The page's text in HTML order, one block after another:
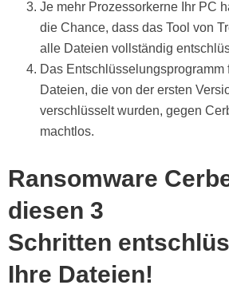
Je mehr Prozessorkerne Ihr PC
die Chance, dass das Tool von
alle Dateien vollständig
Das Entschlüsselungsprogramm
Dateien, die von der ersten
verschlüsselt wurden, gegen
machtlos.
Ransomware
diesen 3
Schritten
Ihre Dateien!